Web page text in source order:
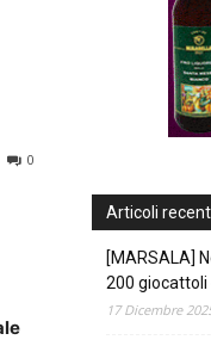
0
Articoli
[MARSALA]
200
17 Dicembre